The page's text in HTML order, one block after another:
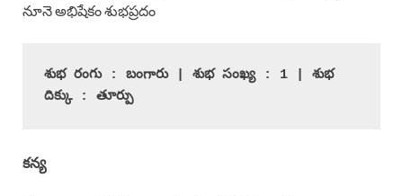
నూనె అభిషేకం శుభప్రదం
శుభ రంగు : బంగారు | శుభ సంఖ్య : 1 | శుభ
దిక్కు : తూర్పు
కన్య